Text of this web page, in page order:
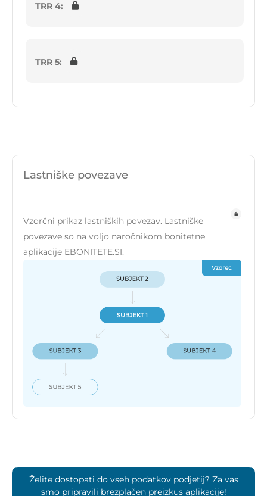
TRR 4:
TRR 5:
Lastniške povezave
Vzorčni prikaz lastniških povezav. Lastniške
povezave so na voljo naročnikom bonitetne
aplikacije EBONITETE.SI.
Želite dostopati do vseh podatkov podjetij? Za vas
smo pripravili brezplačen preizkus aplikacije!